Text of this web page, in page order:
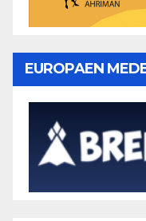
EUROPAEN